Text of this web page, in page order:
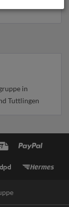
in
Tuttlingen